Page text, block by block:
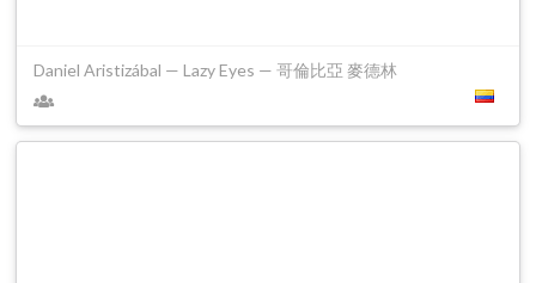
Daniel Aristizábal — Lazy Eyes — 哥倫比亞 麥德林